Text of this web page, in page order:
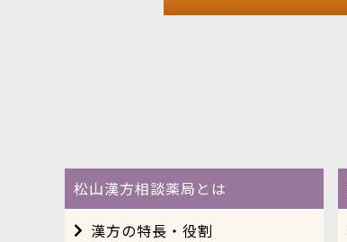
松山漢方相談薬局とは
漢方の特長・役割